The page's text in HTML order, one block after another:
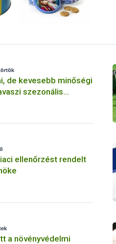
de kevesebb minőségi
szezonális
ellenőrzést rendelt
a növényvédelmi